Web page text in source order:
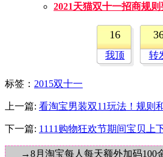
2021天猫双十一招商规
16
我顶 转
标签 ： 2015双十一
上一篇: 看淘宝男装双11玩法！规则
下一篇: 1111购物狂欢节期间宝贝上
→8月淘宝每人每天额外加码100